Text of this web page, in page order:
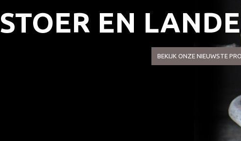
STOER EN
BEKIJK ONZE NIEUWSTE